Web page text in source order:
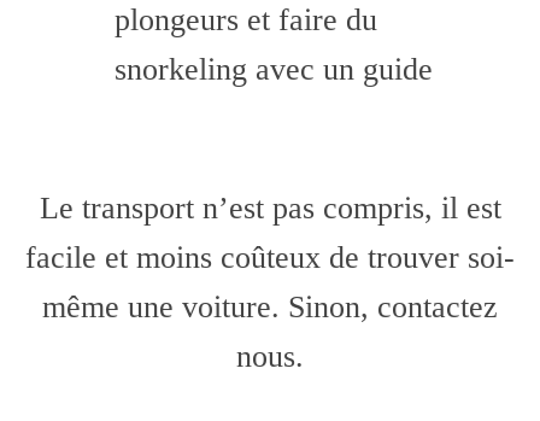
plongeurs et faire du
snorkeling avec un guide
Le transport n’est pas compris, il est
facile et moins coûteux de trouver soi-
même une voiture. Sinon, contactez
nous.